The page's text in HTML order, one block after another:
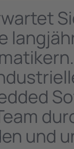
und